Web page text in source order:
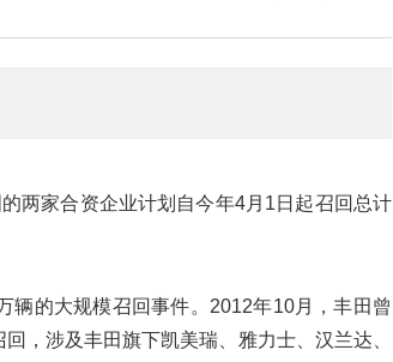
两家合资企业计划自今年4月1日起召回总计
辆的大规模召回事件。2012年10月，丰田曾
，涉及丰田旗下凯美瑞、雅力士、汉兰达、